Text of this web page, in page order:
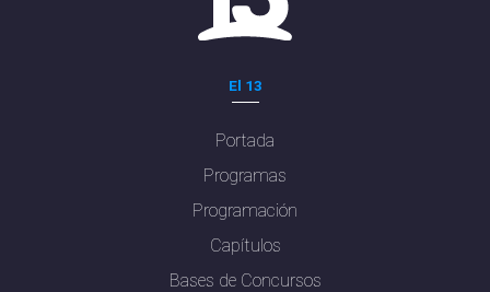
El 13
Portada
Programas
Programación
Capítulos
Bases de Concursos